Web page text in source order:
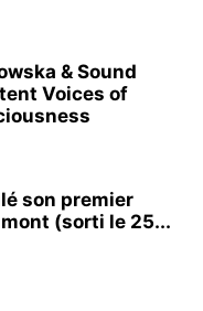
& Sound
Voices of
son premier
(sorti le 25...